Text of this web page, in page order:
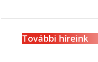
További híreink